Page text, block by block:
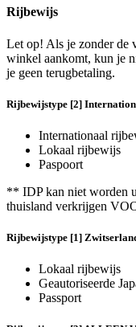
Rijbewijs
Let op! Als je zonder de
winkel aankomt, kun je
je geen terugbetaling.
Rijbewijstype [2]
Internationaal
Lokaal rijbewijs
Paspoort
** IDP kan niet worden
thuisland verkrijgen
Rijbewijstype [1]
Lokaal rijbewijs
Geautoriseerde
Passport